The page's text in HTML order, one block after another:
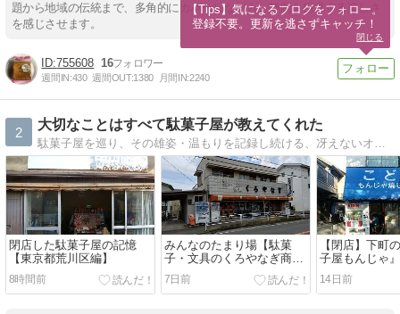
題から地域の伝統まで、多角的にカバーしながら、静岡を探求する楽しさ
を感じさせます。
755608 16
週間IN:430 週間OUT:1380 月間IN:2240
2
大切なことはすべて駄菓子屋が教えてくれた
閉店した駄菓子屋の記憶
【東京都荒川区編】
8時間前
みんなのたまり場【駄菓
子・文具のくろやなぎ商
店】〜神奈川県小田原市・
栢山〜
7日前
【閉店】下町
子屋もんじゃ
どもの家 きく
14日前
【Tips】気になるブログをフォロー。
登録不要。更新を逃さずキャッチ！
閉じる